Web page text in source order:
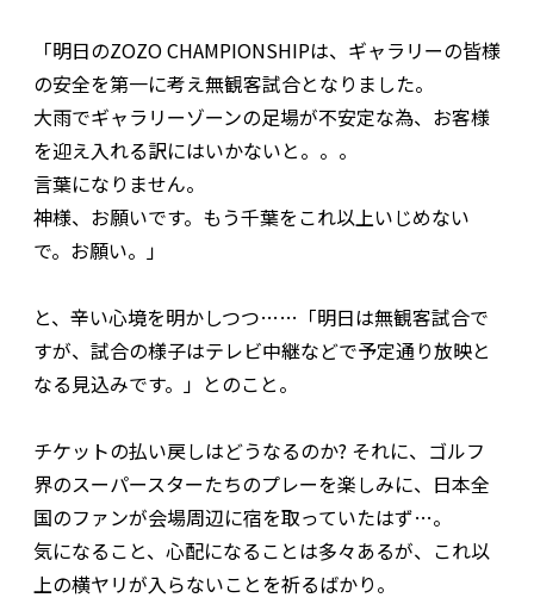
「明日のZOZO CHAMPIONSHIPは、ギャラリーの皆様
の安全を第一に考え無観客試合となりました。
大雨でギャラリーゾーンの足場が不安定な為、お客様
を迎え入れる訳にはいかないと。。。
言葉になりません。
神様、お願いです。もう千葉をこれ以上いじめない
で。お願い。」
と、辛い心境を明かしつつ……「明日は無観客試合で
すが、試合の様子はテレビ中継などで予定通り放映と
なる見込みです。」とのこと。
チケットの払い戻しはどうなるのか? それに、ゴルフ
界のスーパースターたちのプレーを楽しみに、日本全
国のファンが会場周辺に宿を取っていたはず…。
気になること、心配になることは多々あるが、これ以
上の横ヤリが入らないことを祈るばかり。